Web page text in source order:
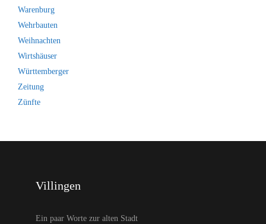
Warenburg
Wehrbauten
Weihnachten
Wirtshäuser
Württemberger
Zeitung
Zünfte
Villingen
Ein paar Worte zur alten Stadt